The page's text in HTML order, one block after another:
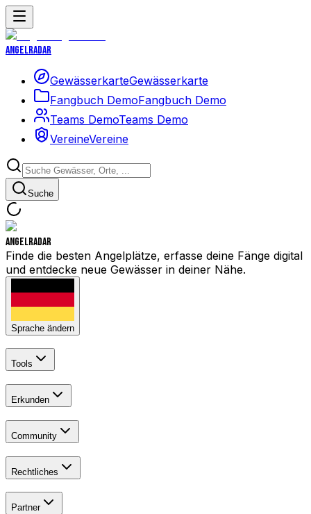
Angelradar
GewässerkarteGewässerkarte
Fangbuch DemoFangbuch Demo
Teams DemoTeams Demo
VereineVereine
Suche
Angelradar
Finde die besten Angelplätze, erfasse deine Fänge digital
und entdecke neue Gewässer in deiner Nähe.
Sprache ändern
Tools
Erkunden
Community
Rechtliches
Partner